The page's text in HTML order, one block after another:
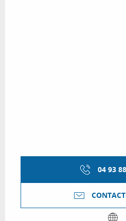
04 93